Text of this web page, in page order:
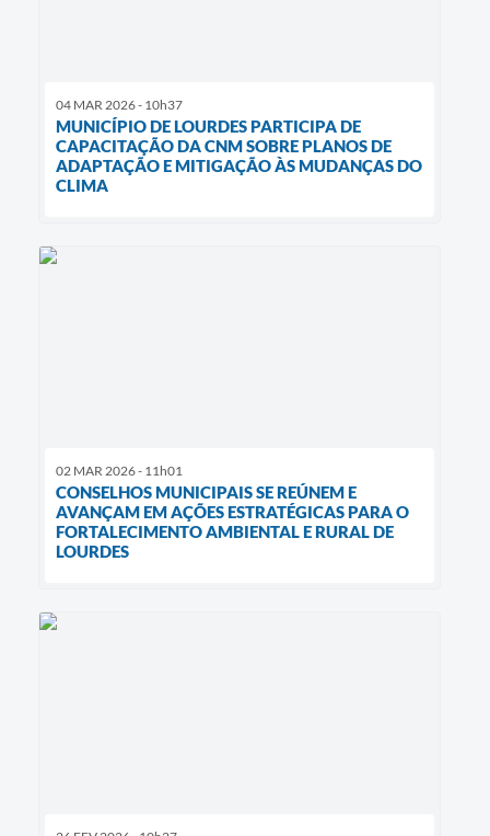
04 MAR 2026 - 10h37
MUNICÍPIO DE LOURDES PARTICIPA DE
CAPACITAÇÃO DA CNM SOBRE PLANOS DE
ADAPTAÇÃO E MITIGAÇÃO ÀS MUDANÇAS DO
CLIMA
02 MAR 2026 - 11h01
CONSELHOS MUNICIPAIS SE REÚNEM E
AVANÇAM EM AÇÕES ESTRATÉGICAS PARA O
FORTALECIMENTO AMBIENTAL E RURAL DE
LOURDES